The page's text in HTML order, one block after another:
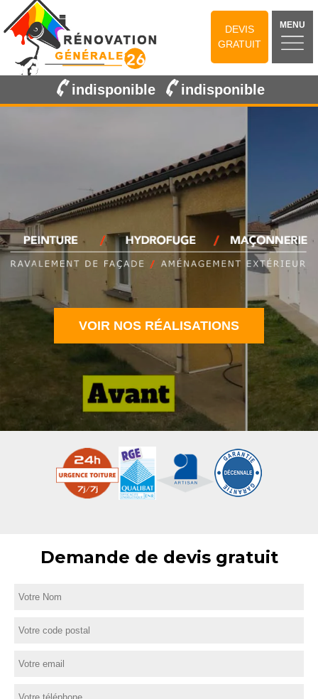
DEVIS
GRATUIT
MENU
indisponible indisponible
VOIR NOS RÉALISATIONS
Demande de devis gratuit